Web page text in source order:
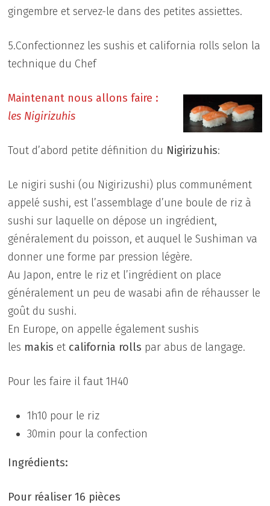
gingembre et servez-le dans des petites assiettes.
5.Confectionnez les sushis et california rolls selon la
technique du Chef
Maintenant nous allons faire :
les Nigirizuhis
Tout d’abord petite définition du Nigirizuhis:
Le nigiri sushi (ou Nigirizushi) plus communément
appelé sushi, est l’assemblage d’une boule de riz à
sushi sur laquelle on dépose un ingrédient,
généralement du poisson, et auquel le Sushiman va
donner une forme par pression légère.
Au Japon, entre le riz et l’ingrédient on place
généralement un peu de wasabi afin de réhausser le
goût du sushi.
En Europe, on appelle également sushis
les makis et california rolls par abus de langage.
Pour les faire il faut 1H40
1h10 pour le riz
30min pour la confection
Ingrédients:
Pour réaliser 16 pièces